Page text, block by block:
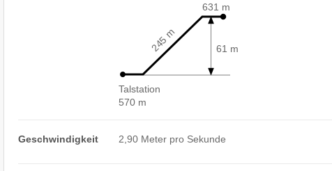
Talstation
570 m
631 m
61 m
245 m
Geschwindigkeit 2,90 Meter pro Sekunde